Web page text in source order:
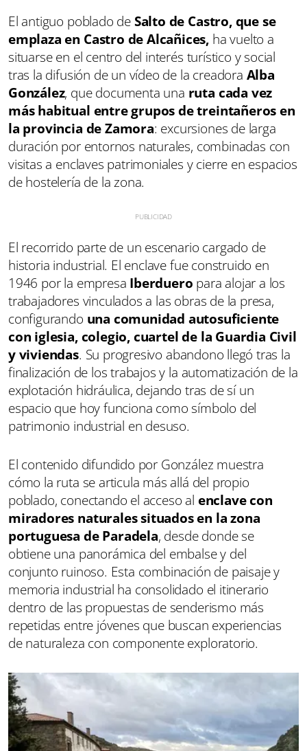
El antiguo poblado deSalto de Castro, que se
emplaza en Castro de Alcañices, ha vuelto a
situarse en el centro del interés turístico y social
tras la difusión de un vídeo de la creadora Alba
González, que documenta una ruta cada vez
más habitual entre grupos de treintañeros en
la provincia de Zamora: excursiones de larga
duración por entornos naturales, combinadas con
visitas a enclaves patrimoniales y cierre en espacios
de hostelería de la zona.
El recorrido parte de un escenario cargado de
historia industrial. El enclave fue construido en
1946 por la empresa Iberduero para alojar a los
trabajadores vinculados a las obras de la presa,
configurando una comunidad autosuficiente
con iglesia, colegio, cuartel de la Guardia Civil
y viviendas. Su progresivo abandono llegó tras la
finalización de los trabajos y la automatización de la
explotación hidráulica, dejando tras de sí un
espacio que hoy funciona como símbolo del
patrimonio industrial en desuso.
El contenido difundido por González muestra
cómo la ruta se articula más allá del propio
poblado, conectando el acceso al enclave con
miradores naturales situados en la zona
portuguesa de Paradela, desde donde se
obtiene una panorámica del embalse y del
conjunto ruinoso. Esta combinación de paisaje y
memoria industrial ha consolidado el itinerario
dentro de las propuestas de senderismo más
repetidas entre jóvenes que buscan experiencias
de naturaleza con componente exploratorio.